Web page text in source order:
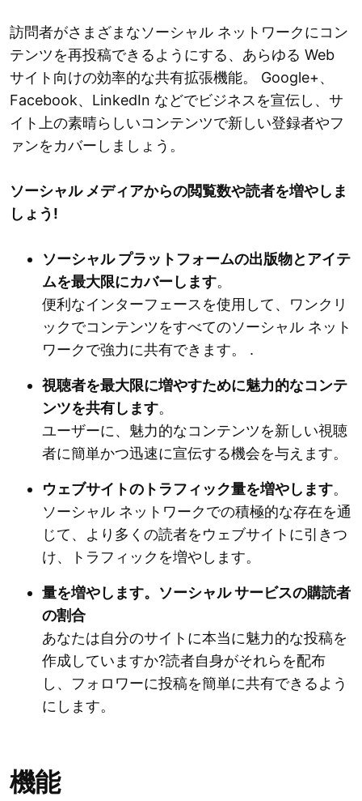
訪問者がさまざまなソーシャル ネットワークにコン
テンツを再投稿できるようにする、あらゆる Web
サイト向けの効率的な共有拡張機能。 Google+、
Facebook、LinkedIn などでビジネスを宣伝し、サ
イト上の素晴らしいコンテンツで新しい登録者やフ
ァンをカバーしましょう。
ソーシャル メディアからの閲覧数や読者を増やしま
しょう!
ソーシャル プラットフォームの出版物とアイテ
ムを最大限にカバーします。
便利なインターフェースを使用して、ワンクリ
ックでコンテンツをすべてのソーシャル ネット
ワークで強力に共有できます。 .
視聴者を最大限に増やすために魅力的なコンテ
ンツを共有します。
ユーザーに、魅力的なコンテンツを新しい視聴
者に簡単かつ迅速に宣伝する機会を与えます。
ウェブサイトのトラフィック量を増やします。
ソーシャル ネットワークでの積極的な存在を通
じて、より多くの読者をウェブサイトに引きつ
け、トラフィックを増やします。
量を増やします。ソーシャル サービスの購読者
の割合
あなたは自分のサイトに本当に魅力的な投稿を
作成していますか?読者自身がそれらを配布
し、フォロワーに投稿を簡単に共有できるよう
にします。
機能